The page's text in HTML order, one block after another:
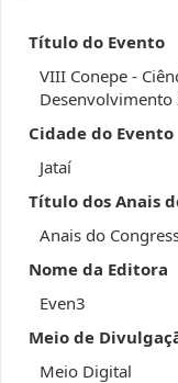
Título do Evento
VIII Conepe -
Desenvolvimento
Cidade do Evento
Jataí
Título dos Anais
Anais do
Nome da Editora
Even3
Meio de
Meio Digital